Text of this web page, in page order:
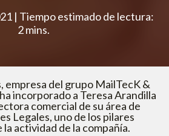
| Tiempo estimado de lectura:
2 mins.
empresa del grupo MailTecK &
incorporado a Teresa Arandilla
comercial de su área de
Legales, uno de los pilares
actividad de la compañía.